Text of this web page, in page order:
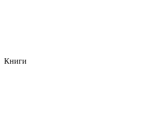
Книги